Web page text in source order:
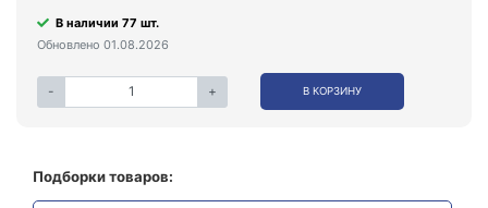
В наличии 77 шт.
Обновлено 01.08.2026
- + В КОРЗИНУ
Подборки товаров: